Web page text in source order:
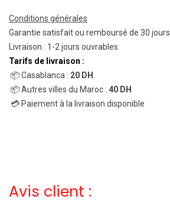
Conditions générales
Garantie satisfait ou remboursé de 30 jours
Livraison : 1-2 jours ouvrables
Tarifs de livraison :
📦 Casablanca : 20 DH
📦 Autres villes du Maroc : 40 DH
💳 Paiement à la livraison disponible
Avis client :